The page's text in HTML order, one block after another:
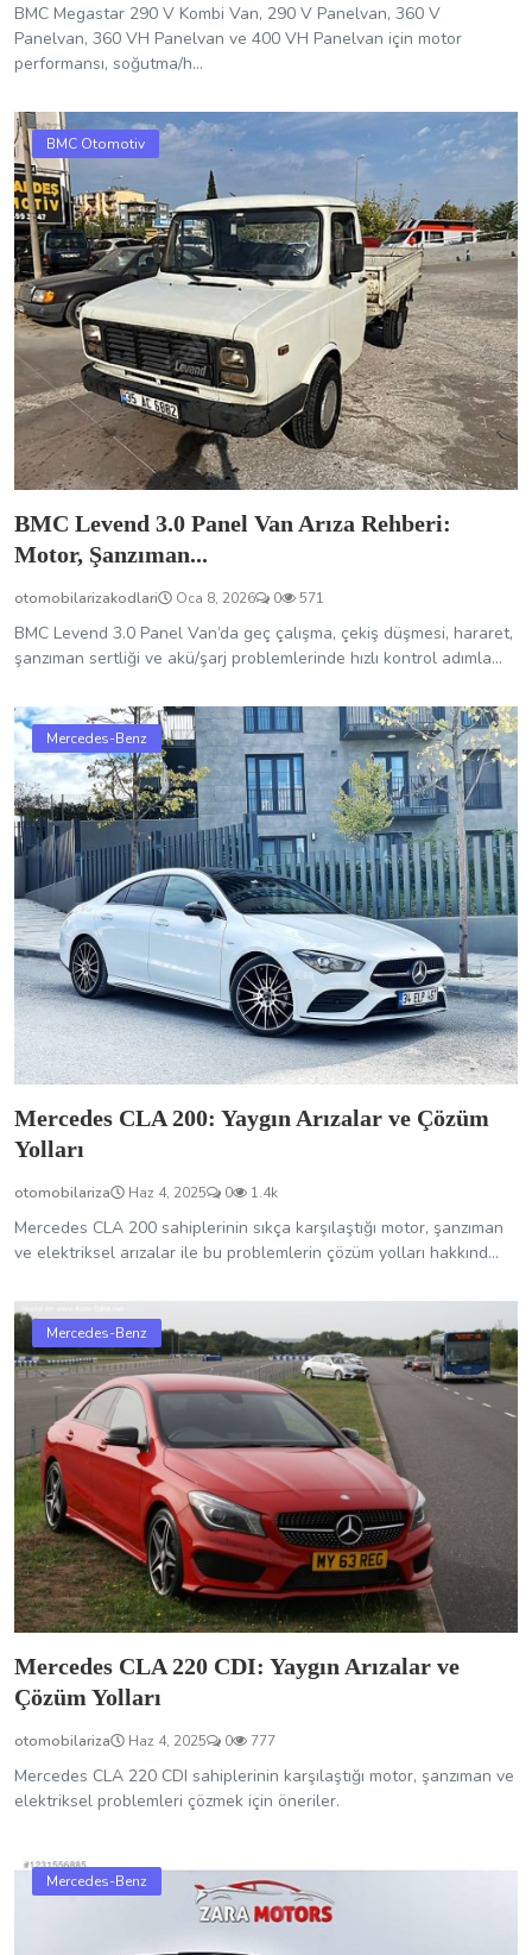
BMC Megastar 290 V Kombi Van, 290 V Panelvan, 360 V
Panelvan, 360 VH Panelvan ve 400 VH Panelvan için motor
performansı, soğutma/h...
BMC Otomotiv
BMC Levend 3.0 Panel Van Arıza Rehberi:
Motor, Şanzıman...
otomobilarizakodlari Oca 8, 2026 0 571
BMC Levend 3.0 Panel Van’da geç çalışma, çekiş düşmesi, hararet,
şanzıman sertliği ve akü/şarj problemlerinde hızlı kontrol adımla...
Mercedes-Benz
Mercedes CLA 200: Yaygın Arızalar ve Çözüm
Yolları
otomobilariza Haz 4, 2025 0 1.4k
Mercedes CLA 200 sahiplerinin sıkça karşılaştığı motor, şanzıman
ve elektriksel arızalar ile bu problemlerin çözüm yolları hakkınd...
Mercedes-Benz
Mercedes CLA 220 CDI: Yaygın Arızalar ve
Çözüm Yolları
otomobilariza Haz 4, 2025 0 777
Mercedes CLA 220 CDI sahiplerinin karşılaştığı motor, şanzıman ve
elektriksel problemleri çözmek için öneriler.
Mercedes-Benz